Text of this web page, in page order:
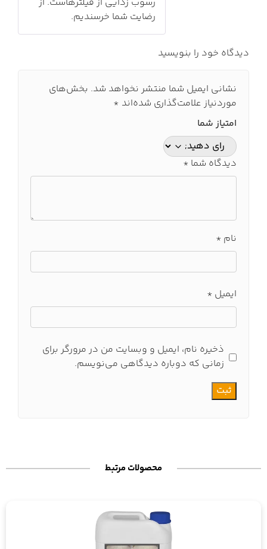
رضایت شما خرسندیم.
دیدگاه خود را بنویسید
نشانی ایمیل شما منتشر نخواهد شد. بخش‌های
موردنیاز علامت‌گذاری شده‌اند *
امتیاز شما
دیدگاه شما *
نام *
ایمیل *
ذخیره نام، ایمیل و وبسایت من در مرورگر برای
زمانی که دوباره دیدگاهی می‌نویسم.
محصولات مرتبط